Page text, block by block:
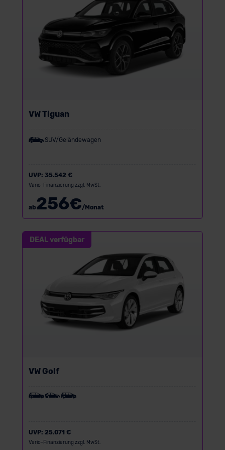
VW Tiguan
SUV/Geländewagen
UVP: 35.542 €
Vario-Finanzierung zzgl. MwSt.
ab256€/Monat
DEAL verfügbar
VW Golf
UVP: 25.071 €
Vario-Finanzierung zzgl. MwSt.